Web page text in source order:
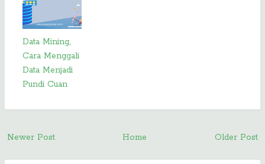
Data Mining,
Cara Menggali
Data Menjadi
Pundi Cuan
Newer Post Older Post
Home